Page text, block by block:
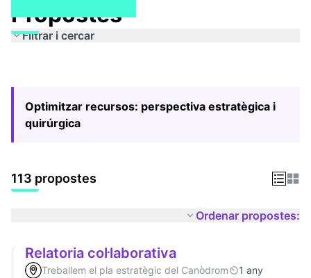
Propostes
Filtrar i cercar
Optimitzar recursos: perspectiva estratègica i
quirúrgica
113 propostes
Ordenar propostes:
Relatoria col·laborativa
Treballem el pla estratègic del Canòdrom
1 any